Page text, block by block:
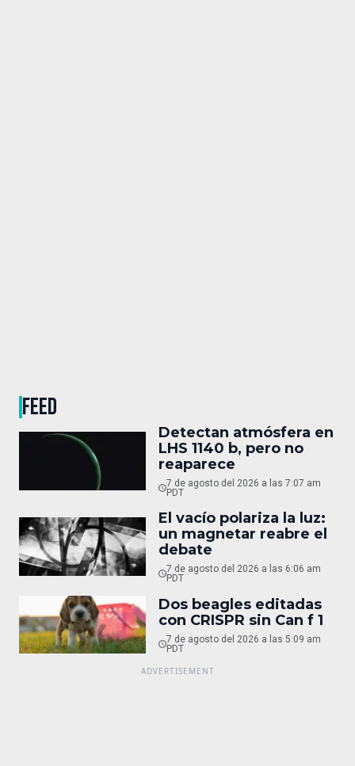
FEED
Detectan atmósfera en
LHS 1140 b, pero no
reaparece
7 de agosto del 2026 a las 7:07 am
PDT
El vacío polariza la luz:
un magnetar reabre el
debate
7 de agosto del 2026 a las 6:06 am
PDT
Dos beagles editadas
con CRISPR sin Can f 1
7 de agosto del 2026 a las 5:09 am
PDT